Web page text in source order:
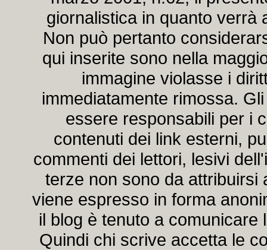
giornalistica in quanto verrà
Non può pertanto
qui inserite sono nella
immagine violasse i
immediatamente rimossa.
essere responsabili per i
contenuti dei link esterni,
commenti dei lettori, lesivi
terze non sono da attribuirsi
viene espresso in forma
il blog è tenuto a
Quindi chi scrive accetta le